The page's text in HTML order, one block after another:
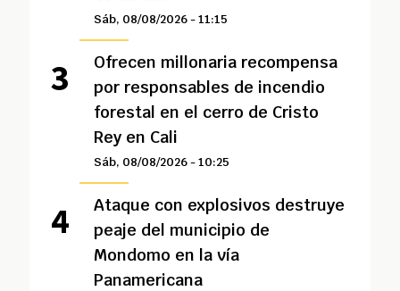
Sáb, 08/08/2026 - 11:15
Ofrecen millonaria recompensa
por responsables de incendio
forestal en el cerro de Cristo
Rey en Cali
Sáb, 08/08/2026 - 10:25
Ataque con explosivos destruye
peaje del municipio de
Mondomo en la vía
Panamericana